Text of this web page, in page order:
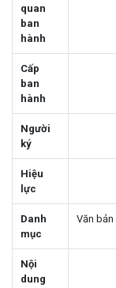
quan
ban
hành
Cấp
ban
hành
Người
ký
Hiệu
lực
Danh
mục
Văn
Nội
dung